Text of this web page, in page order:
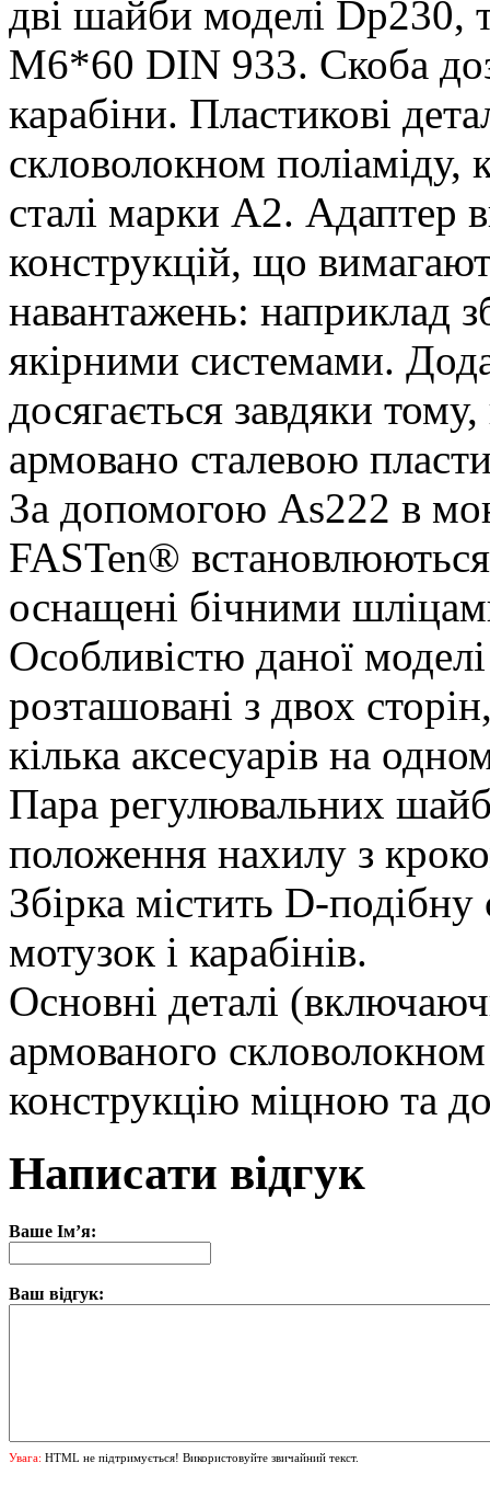
дві шайби моделі Dp230,
M6*60 DIN 933. Скоба
карабіни. Пластикові
скловолокном
сталі марки А2. Адаптер
конструкцій, що
навантажень: наприклад
якірними системами.
досягається завдяки
армовано сталевою
За допомогою As222 в
FASTen® встановлюються
оснащені бічними
Особливістю даної
розташовані з двох
кілька аксесуарів на
Пара регулювальних
положення нахилу з
Збірка містить D-
мотузок і карабінів.
Основні деталі
армованого
конструкцію міцною та
Написати відгук
Ваше Ім’я:
Ваш відгук:
Увага: HTML не підтримується! Використовуйте звичайний текст.